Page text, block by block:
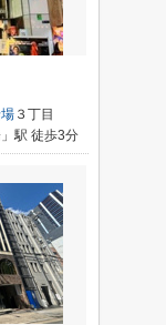
３丁目
駅 徒歩3分